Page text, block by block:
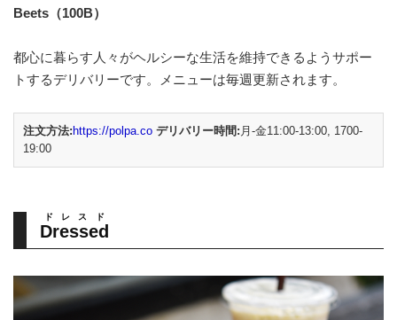
Beets（100B）
都心に暮らす人々がヘルシーな生活を維持できるようサポー
トするデリバリーです。メニューは毎週更新されます。
注文方法: https://polpa.co デリバリー時間: 月-金11:00-13:00, 1700-
19:00
Dressed
ドレスド